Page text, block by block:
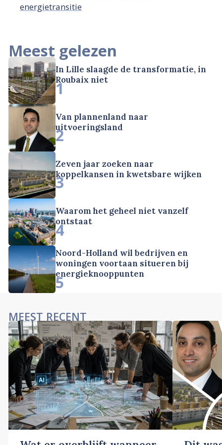
energietransitie
Meest gelezen
In Lille slaagde de transformatie, in
Roubaix niet
1
Van plannenland naar
uitvoeringsland
2
Zeven jaar zoeken naar
koppelkansen in kwetsbare wijken
3
Waarom het geheel niet vanzelf
ontstaat
4
Noord-Holland wil bedrijven en
woningen voortaan situeren bij
energieknooppunten
5
MEEST RECENT